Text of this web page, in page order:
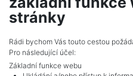
920,204 CZK (real
stránky
Rádi bychom Vás touto cestou
Pro následující účel:
Základní funkce webu